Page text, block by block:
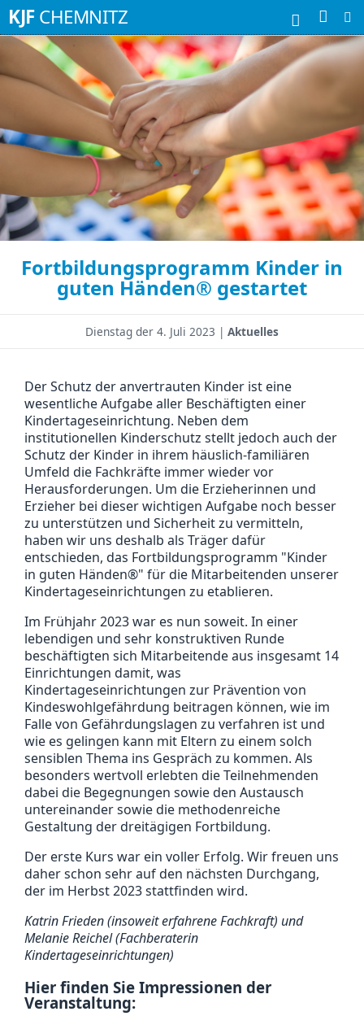
KJF CHEMNITZ Suchbegriffe
Fortbildungsprogramm Kinder in
guten Händen® gestartet
Dienstag der 4. Juli 2023 | Aktuelles
Der Schutz der anvertrauten Kinder ist eine
wesentliche Aufgabe aller Beschäftigten einer
Kindertageseinrichtung. Neben dem
institutionellen Kinderschutz stellt jedoch auch der
Schutz der Kinder in ihrem häuslich‐familiären
Umfeld die Fachkräfte immer wieder vor
Herausforderungen. Um die Erzieherinnen und
Erzieher bei dieser wichtigen Aufgabe noch besser
zu unterstützen und Sicherheit zu vermitteln,
haben wir uns deshalb als Träger dafür
entschieden, das Fortbildungsprogramm "Kinder
in guten Händen®" für die Mitarbeitenden unserer
Kindertageseinrichtungen zu etablieren.
Im Frühjahr 2023 war es nun soweit. In einer
lebendigen und sehr konstruktiven Runde
beschäftigten sich Mitarbeitende aus insgesamt 14
Einrichtungen damit, was
Kindertageseinrichtungen zur Prävention von
Kindeswohlgefährdung beitragen können, wie im
Falle von Gefährdungslagen zu verfahren ist und
wie es gelingen kann mit Eltern zu einem solch
sensiblen Thema ins Gespräch zu kommen. Als
besonders wertvoll erlebten die Teilnehmenden
dabei die Begegnungen sowie den Austausch
untereinander sowie die methodenreiche
Gestaltung der dreitägigen Fortbildung.
Der erste Kurs war ein voller Erfolg. Wir freuen uns
daher schon sehr auf den nächsten Durchgang,
der im Herbst 2023 stattfinden wird.
Katrin Frieden (insoweit erfahrene Fachkraft) und
Melanie Reichel (Fachberaterin
Kindertageseinrichtungen)
Hier finden Sie Impressionen der
Veranstaltung: